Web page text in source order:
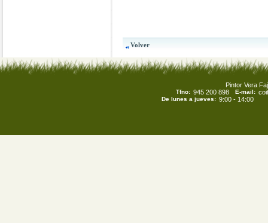
Pintor Vera
Tfno: 945 200 898 E-mail:
De lunes a jueves: 9:00 - 14:00